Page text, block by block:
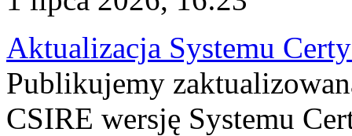
Aktualizacja Systemu
Publikujemy
CSIRE wersję Systemu